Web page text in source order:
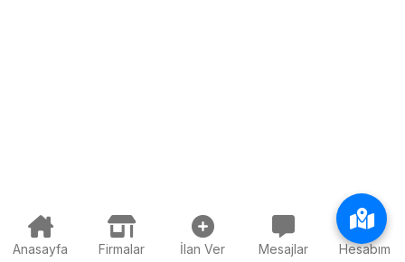
Anasayfa Firmalar İlan Ver Mesajlar Hesabım